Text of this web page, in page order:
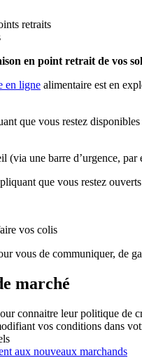
retraits
en point retrait de vos
en ligne alimentaire est en
que vous restez
(via une barre d’urgence, par
que vous restez
vos colis
vous de communiquer, de
marché
connaitre leur politique de
vos conditions dans
aux nouveaux marchands